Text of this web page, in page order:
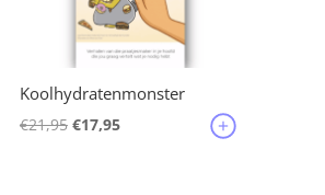
Koolhydratenmonster
€21,95 Oorspronkelijke
€17,95Huidige